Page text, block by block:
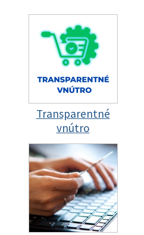
Transparentné
vnútro